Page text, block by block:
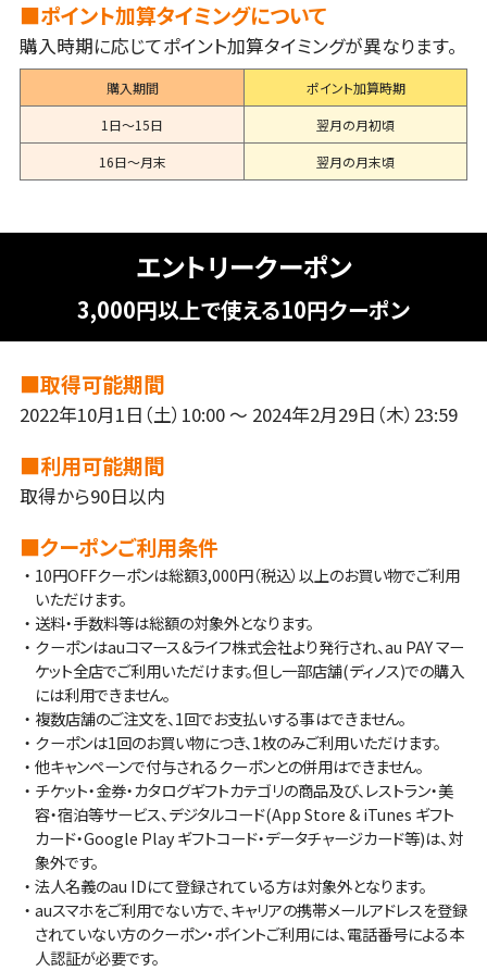
■ポイント加算タイミングについて
購入時期に応じてポイント加算タイミングが異なります。
購入期間
ポイント加算時期
1日～15日
翌月の月初頃
16日～月末
翌月の月末頃
エントリークーポン
3,000円以上で使える10円クーポン
■取得可能期間
2022年10月1日（土）10:00 ～ 2024年2月29日（木）23:59
■利用可能期間
取得から90日以内
■クーポンご利用条件
・10円OFFクーポンは総額3,000円（税込）以上のお買い物でご利用
いただけます。
・送料・手数料等は総額の対象外となります。
・クーポンはauコマース＆ライフ株式会社より発行され、au PAY マー
ケット全店でご利用いただけます。但し一部店舗(ディノス)での購入
には利用できません。
・複数店舗のご注文を、1回でお支払いする事はできません。
・クーポンは1回のお買い物につき、1枚のみご利用いただけます。
・他キャンペーンで付与されるクーポンとの併用はできません。
・チケット・金券・カタログギフトカテゴリの商品及び、レストラン・美
容・宿泊等サービス、デジタルコード(App Store & iTunes ギフト
カード・Google Play ギフトコード・データチャージカード等)は、対
象外です。
・法人名義のau IDにて登録されている方は対象外となります。
・auスマホをご利用でない方で、キャリアの携帯メールアドレスを登録
されていない方のクーポン・ポイントご利用には、電話番号による本
人認証が必要です。